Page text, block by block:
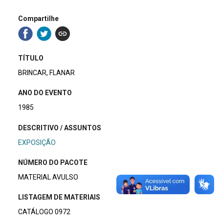
Compartilhe
TÍTULO
BRINCAR, FLANAR
ANO DO EVENTO
1985
DESCRITIVO / ASSUNTOS
EXPOSIÇÃO
NÚMERO DO PACOTE
MATERIAL AVULSO
LISTAGEM DE MATERIAIS
CATÁLOGO 0972